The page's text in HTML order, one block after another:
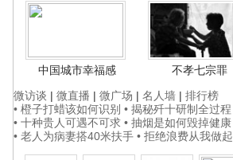
中国城市幸福感
不孝七宗罪
微访谈 | 微直播 | 微广场 | 名人墙 | 排行榜
• 橙子打蜡该如何识别 • 揭秘歼十研制全过程
• 十种贵人可遇不可求 • 抽烟是如何毁掉健康
• 老人为病妻搭40米扶手 • 拒绝浪费从我做起